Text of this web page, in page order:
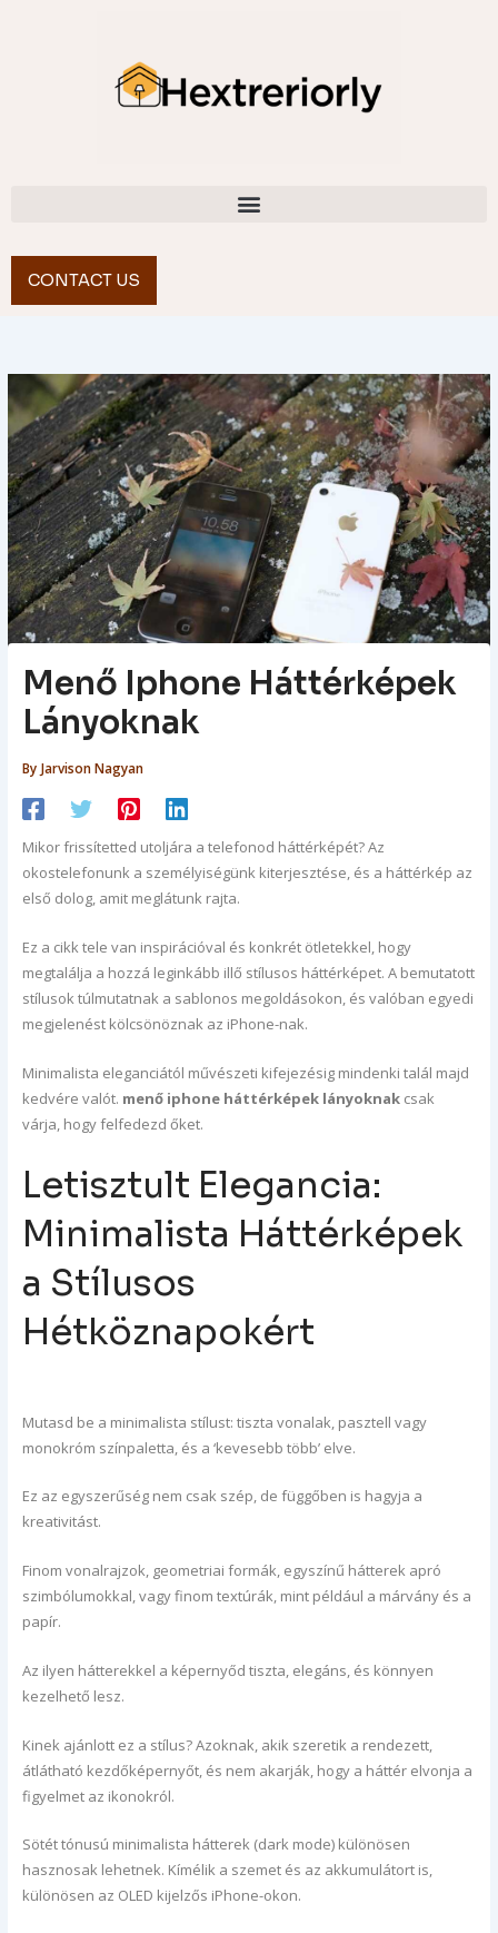
CONTACT US
Menő Iphone Háttérképek
Lányoknak
By Jarvison Nagyan
Mikor frissítetted utoljára a telefonod háttérképét? Az
okostelefonunk a személyiségünk kiterjesztése, és a háttérkép az
első dolog, amit meglátunk rajta.
Ez a cikk tele van inspirációval és konkrét ötletekkel, hogy
megtalálja a hozzá leginkább illő stílusos háttérképet. A bemutatott
stílusok túlmutatnak a sablonos megoldásokon, és valóban egyedi
megjelenést kölcsönöznak az iPhone-nak.
Minimalista eleganciától művészeti kifejezésig mindenki talál majd
kedvére valót. menő iphone háttérképek lányoknak csak
várja, hogy felfedezd őket.
Letisztult Elegancia:
Minimalista Háttérképek
a Stílusos
Hétköznapokért
Mutasd be a minimalista stílust: tiszta vonalak, pasztell vagy
monokróm színpaletta, és a ‘kevesebb több’ elve.
Ez az egyszerűség nem csak szép, de függőben is hagyja a
kreativitást.
Finom vonalrajzok, geometriai formák, egyszínű hátterek apró
szimbólumokkal, vagy finom textúrák, mint például a márvány és a
papír.
Az ilyen hátterekkel a képernyőd tiszta, elegáns, és könnyen
kezelhető lesz.
Kinek ajánlott ez a stílus? Azoknak, akik szeretik a rendezett,
átlátható kezdőképernyőt, és nem akarják, hogy a háttér elvonja a
figyelmet az ikonokról.
Sötét tónusú minimalista hátterek (dark mode) különösen
hasznosak lehetnek. Kímélik a szemet és az akkumulátort is,
különösen az OLED kijelzős iPhone-okon.